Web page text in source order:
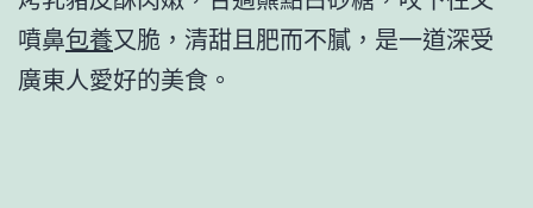
噴鼻包養又脆，清甜且肥而不膩，是一道深受
廣東人愛好的美食。